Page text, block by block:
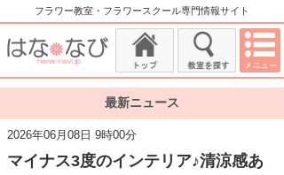
フラワー教室・フラワースクール専門情報サイト
最新ニュース
2026年06月08日 9時00分
マイナス3度のインテリア♪清涼感あ